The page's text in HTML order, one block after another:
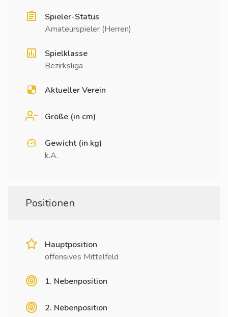
Spieler-Status
Amateurspieler (Herren)
Spielklasse
Bezirksliga
Aktueller Verein
Größe (in cm)
Gewicht (in kg)
k.A.
Positionen
Hauptposition
offensives Mittelfeld
1. Nebenposition
2. Nebenposition